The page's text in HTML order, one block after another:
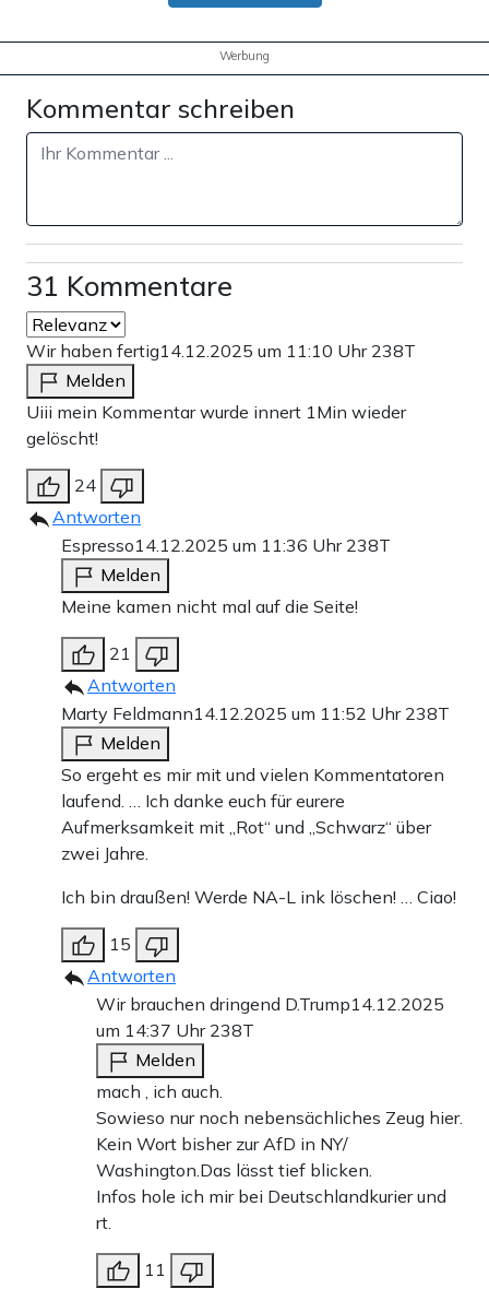
Werbung
Kommentar schreiben
31 Kommentare
Wir haben fertig14.12.2025 um 11:10 Uhr 238T
Melden
Uiii mein Kommentar wurde innert 1Min wieder
gelöscht!
24
Antworten
Espresso14.12.2025 um 11:36 Uhr 238T
Melden
Meine kamen nicht mal auf die Seite!
21
Antworten
Marty Feldmann14.12.2025 um 11:52 Uhr 238T
Melden
So ergeht es mir mit und vielen Kommentatoren
laufend. … Ich danke euch für eurere
Aufmerksamkeit mit „Rot“ und „Schwarz“ über
zwei Jahre.
Ich bin draußen! Werde NA-L ink löschen! … Ciao!
15
Antworten
Wir brauchen dringend D.Trump14.12.2025
um 14:37 Uhr 238T
Melden
mach ‚ ich auch.
Sowieso nur noch nebensächliches Zeug hier.
Kein Wort bisher zur AfD in NY/
Washington.Das lässt tief blicken.
Infos hole ich mir bei Deutschlandkurier und
rt.
11